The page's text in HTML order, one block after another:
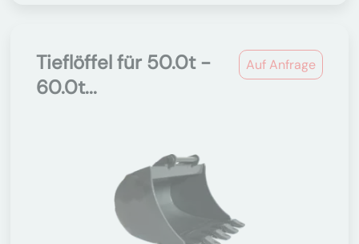
Auf Anfrage
Tieflöffel für 50.0t -
60.0t...